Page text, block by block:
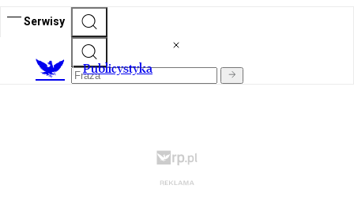
Serwisy
Publicystyka